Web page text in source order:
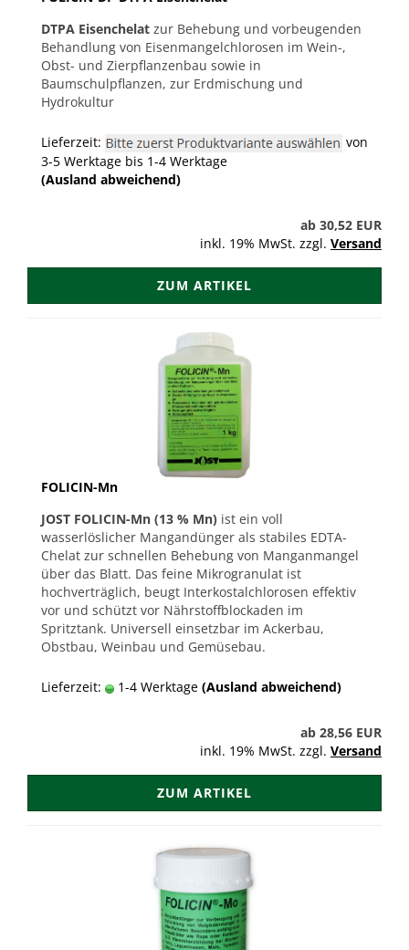
DTPA Eisenchelat zur Behebung und vorbeugenden
Behandlung von Eisenmangelchlorosen im Wein-,
Obst- und Zierpflanzenbau sowie in
Baumschulpflanzen, zur Erdmischung und
Hydrokultur
Lieferzeit:
von
3-5 Werktage bis 1-4 Werktage
(Ausland abweichend)
ab 30,52 EUR
inkl. 19% MwSt. zzgl. Versand
ZUM ARTIKEL
FOLICIN-Mn
JOST FOLICIN-Mn (13 % Mn) ist ein voll
wasserlöslicher Mangandünger als stabiles EDTA-
Chelat zur schnellen Behebung von Manganmangel
über das Blatt. Das feine Mikrogranulat ist
hochverträglich, beugt Interkostalchlorosen effektiv
vor und schützt vor Nährstoffblockaden im
Spritztank. Universell einsetzbar im Ackerbau,
Obstbau, Weinbau und Gemüsebau.
Lieferzeit: 1-4 Werktage (Ausland abweichend)
ab 28,56 EUR
inkl. 19% MwSt. zzgl. Versand
ZUM ARTIKEL